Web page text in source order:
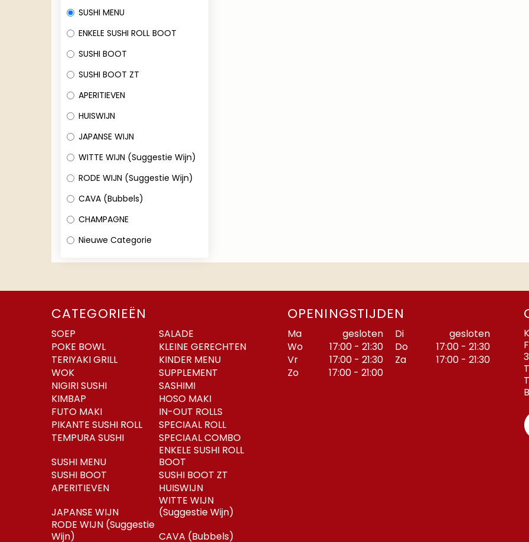
SUSHI MENU
ENKELE SUSHI ROLL BOOT
SUSHI BOOT
SUSHI BOOT ZT
APERITIEVEN
HUISWIJN
JAPANSE WIJN
WITTE WIJN (Suggestie Wijn)
RODE WIJN (Suggestie Wijn)
CAVA (Bubbels)
CHAMPAGNE
Nieuwe Categorie
CATEGORIEËN
SOEP
SALADE
POKE BOWL
KLEINE GERECHTEN
TERIYAKI GRILL
KINDER MENU
WOK
SUPPLEMENT
NIGIRI SUSHI
SASHIMI
KIMBAP
HOSO MAKI
FUTO MAKI
IN-OUT ROLLS
PIKANTE SUSHI ROLL
SPECIAAL ROLL
TEMPURA SUSHI
SPECIAAL COMBO
SUSHI MENU
ENKELE SUSHI ROLL
BOOT
SUSHI BOOT
SUSHI BOOT ZT
APERITIEVEN
HUISWIJN
JAPANSE WIJN
WITTE WIJN
(Suggestie Wijn)
RODE WIJN (Suggestie
Wijn)
CAVA (Bubbels)
OPENINGSTIJDEN
Ma gesloten Di
gesloten
Wo
17:00 - 21:30 Do
17:00 - 21:30
Vr
17:00 - 21:30 Za
17:00 - 21:30
Zo
17:00 - 21:00